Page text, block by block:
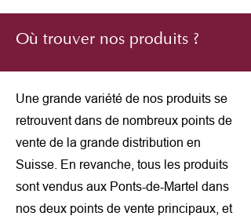
Où trouver nos produits ?
Une grande variété de nos produits se
retrouvent dans de nombreux points de
vente de la grande distribution en
Suisse. En revanche, tous les produits
sont vendus aux Ponts-de-Martel dans
nos deux points de vente principaux, et